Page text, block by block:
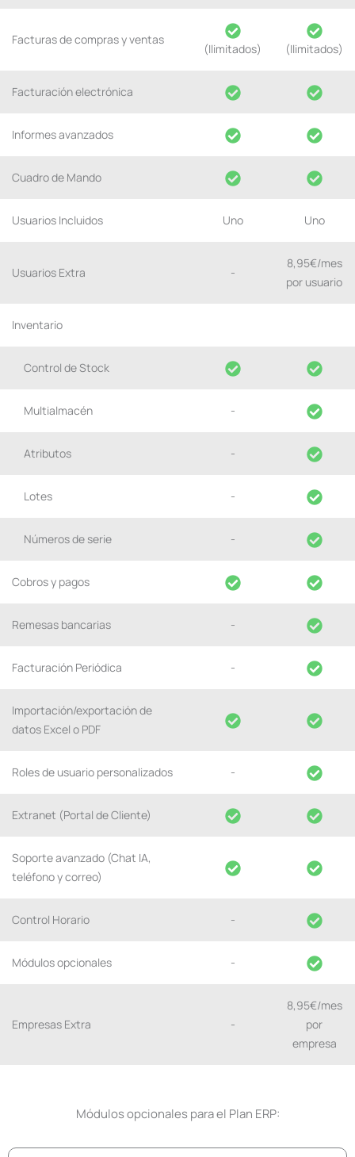
Facturas de compras y ventas
(Ilimitados) (Ilimitados)
Facturación electrónica
Informes avanzados
Cuadro de Mando
Usuarios Incluidos Uno Uno
Usuarios Extra -
8,95€/mes
por usuario
Inventario
Control de Stock
Multialmacén -
Atributos -
Lotes -
Números de serie -
Cobros y pagos
Remesas bancarias -
Facturación Periódica -
Importación/exportación de
datos Excel o PDF
Roles de usuario personalizados -
Extranet (Portal de Cliente)
Soporte avanzado (Chat IA,
teléfono y correo)
Control Horario -
Módulos opcionales -
Empresas Extra -
8,95€/mes
por
empresa
Módulos opcionales para el Plan ERP: